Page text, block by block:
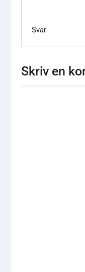
Svar
Skriv en